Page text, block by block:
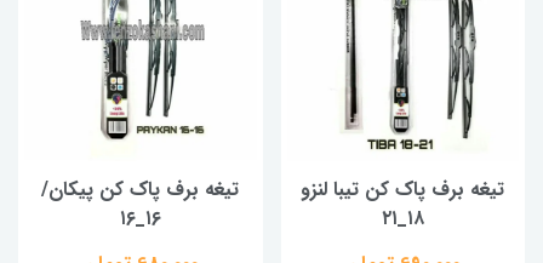
تیغه برف پاک کن تیبا لنزو
۱۸_۲۱
تیغه برف پاک کن پیکان/
۱۶_۱۶